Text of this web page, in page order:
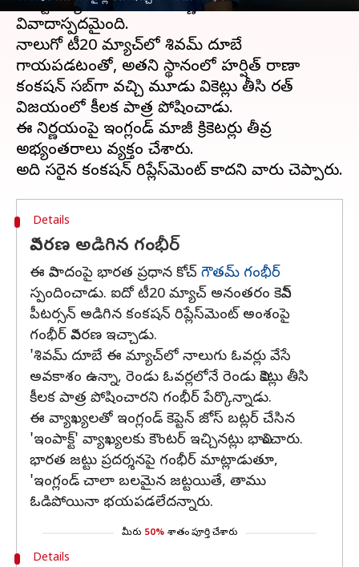
సబ్‌స్టిట్యూట్‌ను తీసుకునే నిర్ణయం
వివాదాస్పదమైంది.
నాలుగో టీ20 మ్యాచ్‌లో శివమ్ దూబే
గాయపడటంతో, అతని స్థానంలో హర్షిత్ రాణా
కంకషన్ సబ్‌గా వచ్చి మూడు వికెట్లు తీసి భారత్‌
విజయంలో కీలక పాత్ర పోషించాడు.
ఈ నిర్ణయంపై ఇంగ్లండ్ మాజీ క్రికెటర్లు తీవ్ర
అభ్యంతరాలు వ్యక్తం చేశారు.
Details
వివరణ అడిగిన గంభీర్
ఈ వివాదంపై భారత ప్రధాన కోచ్ గౌతమ్ గంభీర్
స్పందించాడు. ఐదో టీ20 మ్యాచ్‌ అనంతరం కెవిన్
పీటర్సన్ అడిగిన కంకషన్ రిప్లేస్‌మెంట్ అంశంపై
గంభీర్ వివరణ ఇచ్చాడు.
'శివమ్‌ దూబే ఈ మ్యాచ్‌లో నాలుగు ఓవర్లు వేసే
అవకాశం ఉన్నా, రెండు ఓవర్లలోనే రెండు వికెట్లు తీసి
కీలక పాత్ర పోషించారని గంభీర్ పేర్కొన్నాడు.
ఈ వ్యాఖ్యలతో ఇంగ్లండ్ కెప్టెన్ జోస్ బట్లర్ చేసిన
'ఇంపాక్ట్' వ్యాఖ్యలకు కౌంటర్‌ ఇచ్చినట్లు భావించారు.
భారత జట్టు ప్రదర్శనపై గంభీర్ మాట్లాడుతూ,
'ఇంగ్లండ్‌ చాలా బలమైన జట్టయితే, తాము
ఓడిపోయినా భయపడలేదన్నారు.
మీరు 50% శాతం పూర్తి చేశారు
Details